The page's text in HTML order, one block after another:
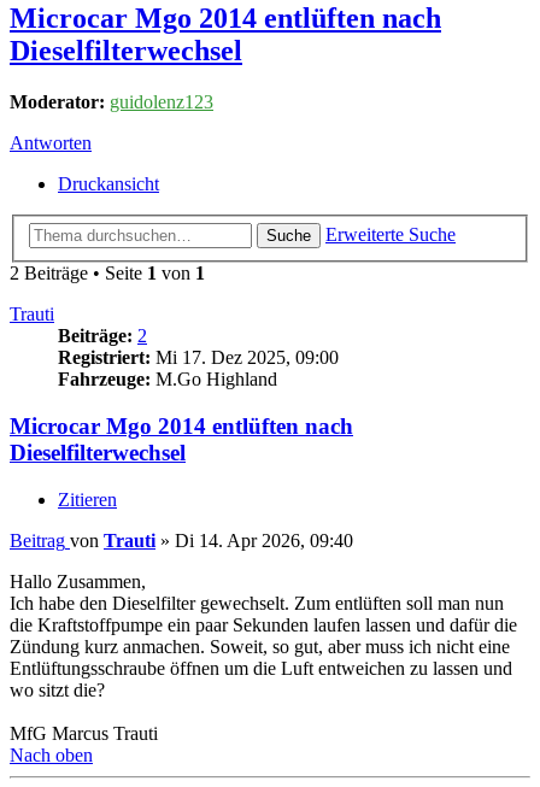
Microcar Mgo 2014 entlüften nach
Dieselfilterwechsel
Moderator: guidolenz123
Antworten
Druckansicht
Suche
Erweiterte Suche
2 Beiträge • Seite 1 von 1
Trauti
Beiträge: 2
Registriert: Mi 17. Dez 2025, 09:00
Fahrzeuge: M.Go Highland
Microcar Mgo 2014 entlüften nach
Dieselfilterwechsel
Zitieren
Beitrag von Trauti » Di 14. Apr 2026, 09:40
Hallo Zusammen,
Ich habe den Dieselfilter gewechselt. Zum entlüften soll man nun
die Kraftstoffpumpe ein paar Sekunden laufen lassen und dafür die
Zündung kurz anmachen. Soweit, so gut, aber muss ich nicht eine
Entlüftungsschraube öffnen um die Luft entweichen zu lassen und
wo sitzt die?
MfG Marcus Trauti
Nach oben